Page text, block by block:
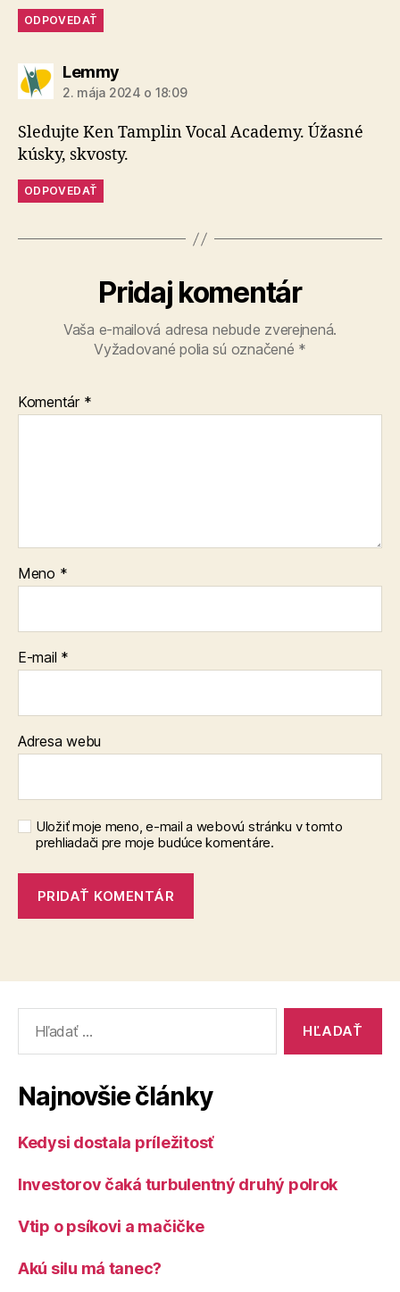
ODPOVEDAŤ
Lemmyhovorí:
2. mája 2024 o 18:09
Sledujte Ken Tamplin Vocal Academy. Úžasné
kúsky, skvosty.
ODPOVEDAŤ
Pridaj komentár
Vaša e-mailová adresa nebude zverejnená.
Vyžadované polia sú označené *
Komentár *
Meno *
E-mail *
Adresa webu
Uložiť moje meno, e-mail a webovú stránku v tomto
prehliadači pre moje budúce komentáre.
Najnovšie články
Kedysi dostala príležitosť
Investorov čaká turbulentný druhý polrok
Vtip o psíkovi a mačičke
Akú silu má tanec?